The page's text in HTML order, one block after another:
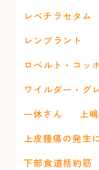
レベチラセタム
レンブラント
ロベルト・コッ
ワイルダー・グ
一休さん
上
上皮腫瘍の発生
下部食道括約筋